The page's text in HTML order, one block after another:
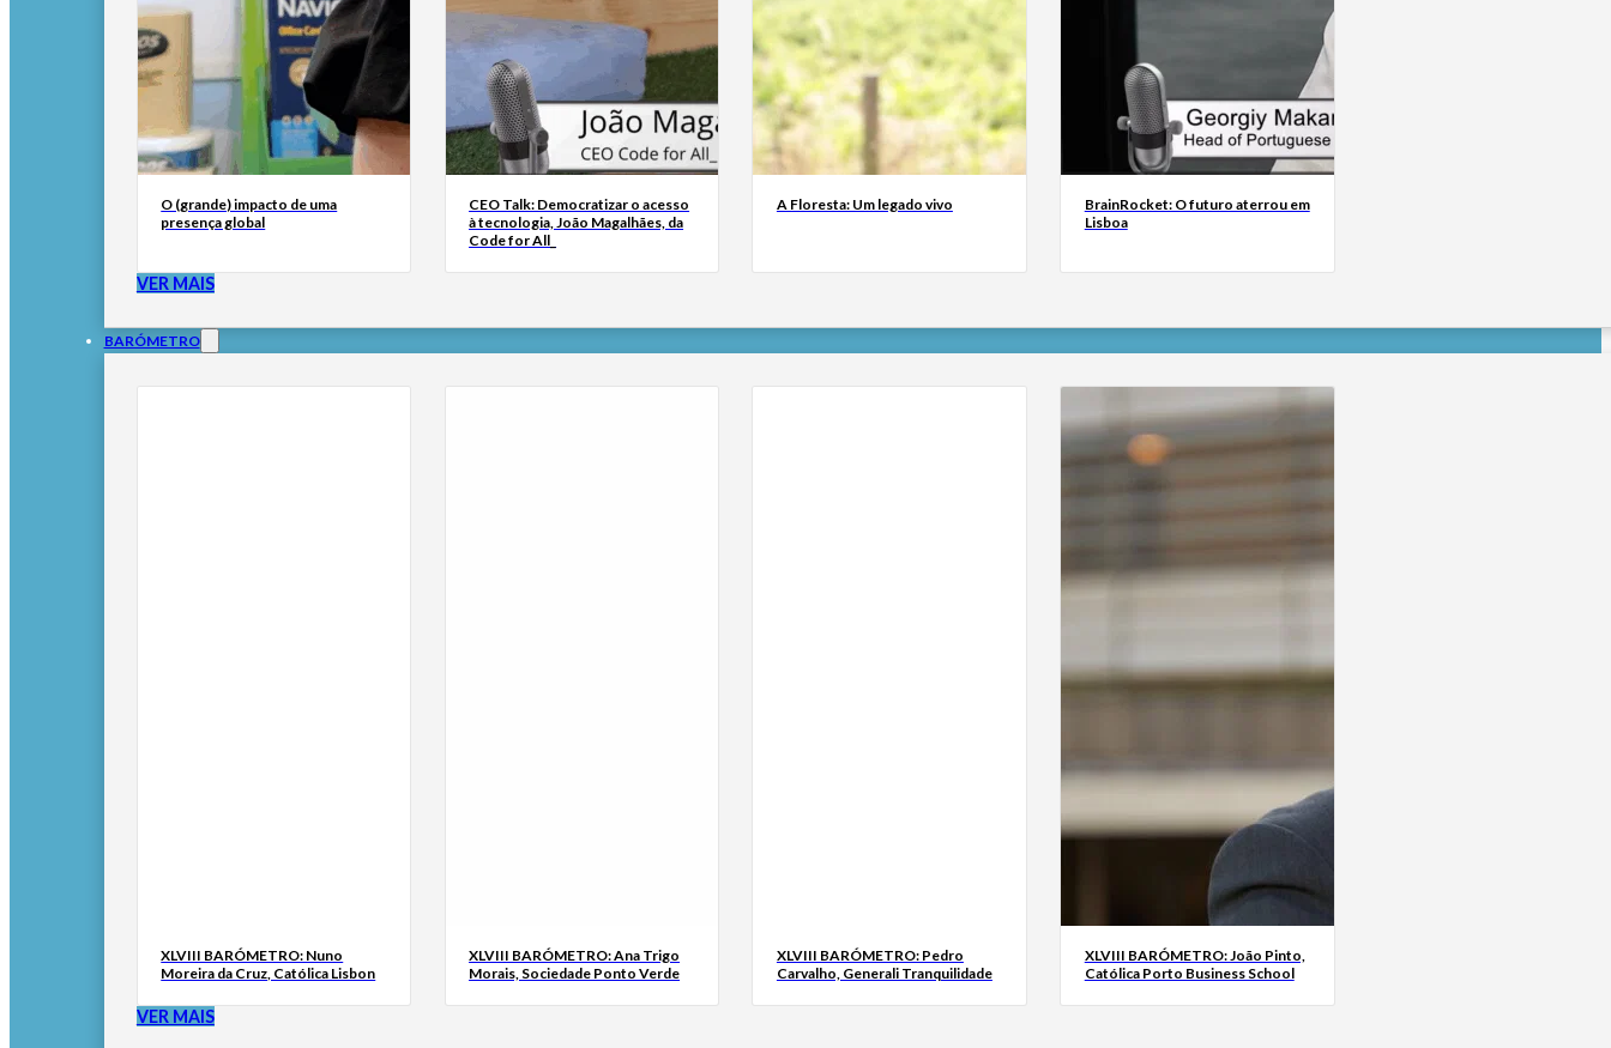
O (grande) impacto de uma
presença global
CEO Talk: Democratizar o acesso
à tecnologia, João Magalhães, da
Code for All_
A Floresta: Um legado vivo
BrainRocket: O futuro aterrou em
Lisboa
VER MAIS
BARÓMETRO
XLVIII BARÓMETRO: Nuno
Moreira da Cruz, Católica Lisbon
XLVIII BARÓMETRO: Ana Trigo
Morais, Sociedade Ponto Verde
XLVIII BARÓMETRO: Pedro
Carvalho, Generali Tranquilidade
XLVIII BARÓMETRO: João Pinto,
Católica Porto Business School
VER MAIS